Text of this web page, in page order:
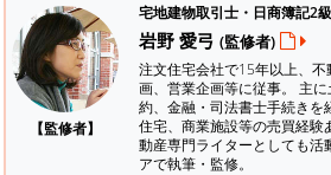
【監修者】
宅地建物取引士・日商簿記2級
岩野 愛弓 (監修者)
注文住宅会社で15年以上、
画、営業企画等に従事。 主
約、金融・司法書士手続きを
住宅、商業施設等の売買経
動産専門ライターとしても活
アで執筆・監修。